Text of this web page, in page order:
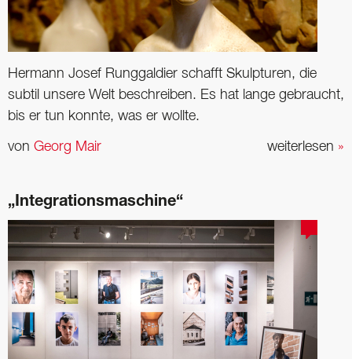
Hermann Josef Runggaldier schafft Skulpturen, die
subtil unsere Welt beschreiben. Es hat lange gebraucht,
bis er tun konnte, was er wollte.
weiterlesen »
von Georg Mair
„Integrationsmaschine“